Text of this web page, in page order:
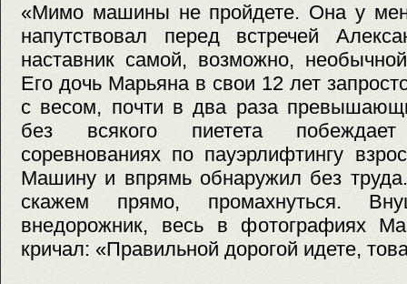
«Мимо машины не пройдете. Она у
напутствовал перед встречей
наставник самой, возможно,
Его дочь Марьяна в свои 12 лет
с весом, почти в два раза
без всякого пиетета
соревнованиях по пауэрлифтингу
Машину и впрямь обнаружил без
скажем прямо, промахнуться.
внедорожник, весь в фотографиях
кричал: «Правильной дорогой идете,